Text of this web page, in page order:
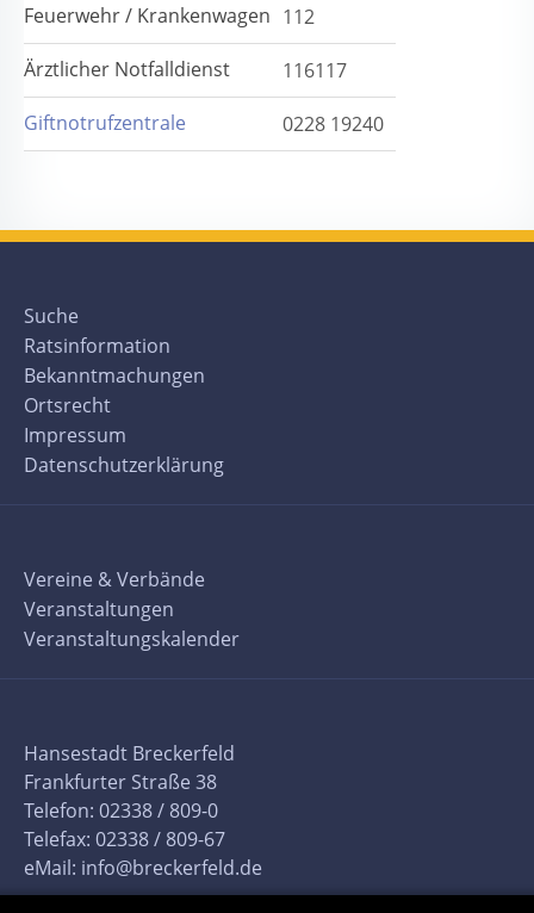
Feuerwehr / Krankenwagen 112
Ärztlicher Notfalldienst
116117
Giftnotrufzentrale
0228 19240
Suche
Ratsinformation
Bekanntmachungen
Ortsrecht
Impressum
Datenschutzerklärung
Vereine & Verbände
Veranstaltungen
Veranstaltungskalender
Hansestadt Breckerfeld
Frankfurter Straße 38
Telefon: 02338 / 809-0
Telefax: 02338 / 809-67
eMail: info@breckerfeld.de